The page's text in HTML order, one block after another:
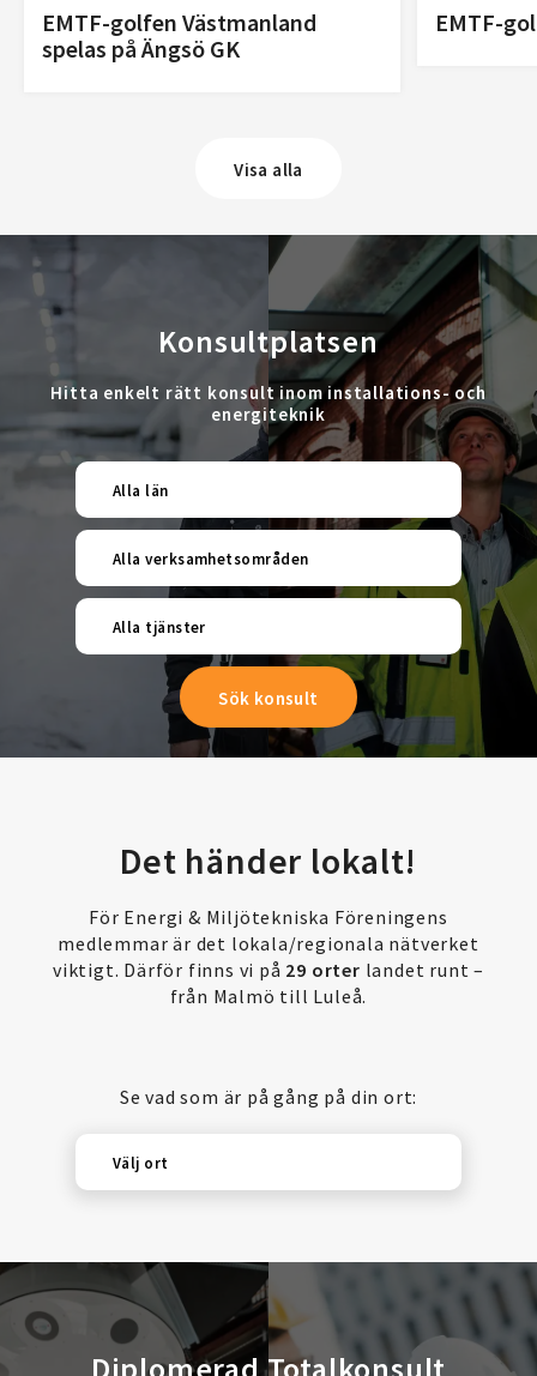
EMTF-golfen Västmanland
spelas på Ängsö GK
EMTF-
Visa alla
Konsultplatsen
Hitta enkelt rätt konsult inom installations- och
energiteknik
Alla län
Alla verksamhetsområden
Alla tjänster
Det händer lokalt!
För Energi & Miljötekniska Föreningens
medlemmar är det lokala/regionala nätverket
viktigt. Därför finns vi på 29 orter landet runt –
från Malmö till Luleå.
Se vad som är på gång på din ort:
Välj ort